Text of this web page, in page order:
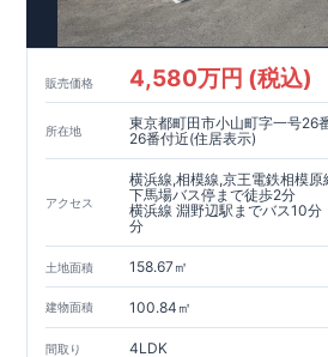
【長期優良住宅】
・東栄住宅は国が定める全7つの技術基
長期優良住宅とは、｢良い家を作って、
長く大切に使う｣ことを目的とした認定
固定資産税などの税制優遇を受けられ
でも、長期優良住宅が有利に働きます。
【充実のアフターサポート】
販売価格 4,580万円 (税込)
所在地
東京都町田市小山町字一号26
26番付近(住居表示)
アクセス
横浜線,相模線,京王電鉄相模
下馬場バス停まで徒歩2分
横浜線 淵野辺駅までバス10
分
土地面積 158.67㎡
建物面積 100.84㎡
間取り 4LDK